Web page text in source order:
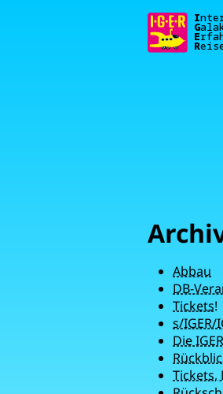
I
G
E
R
Abbau
DB-
Tickets!
s/IGER/
Die
Tickets,